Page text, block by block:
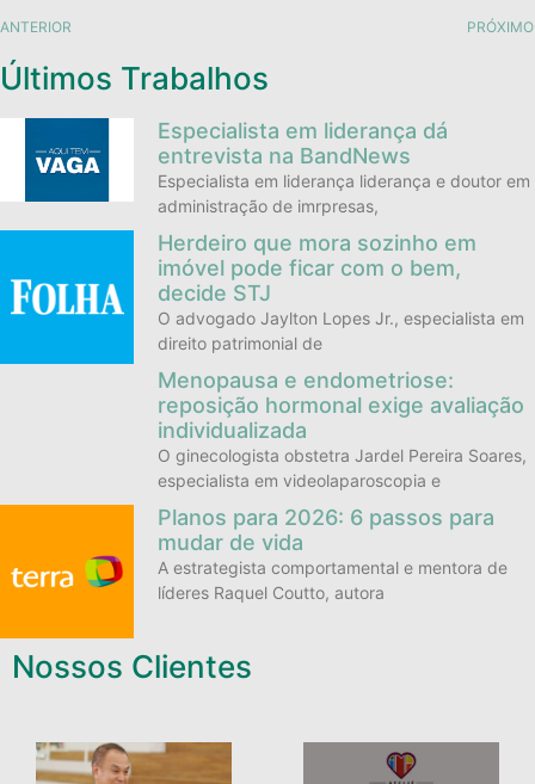
ANTERIOR PRÓXIMO
Últimos Trabalhos
Especialista em liderança dá
entrevista na BandNews
Especialista em liderança liderança e doutor em
administração de imrpresas,
Herdeiro que mora sozinho em
imóvel pode ficar com o bem,
decide STJ
O advogado Jaylton Lopes Jr., especialista em
direito patrimonial de
Menopausa e endometriose:
reposição hormonal exige avaliação
individualizada
O ginecologista obstetra Jardel Pereira Soares,
especialista em videolaparoscopia e
Planos para 2026: 6 passos para
mudar de vida
A estrategista comportamental e mentora de
líderes Raquel Coutto, autora
Nossos Clientes